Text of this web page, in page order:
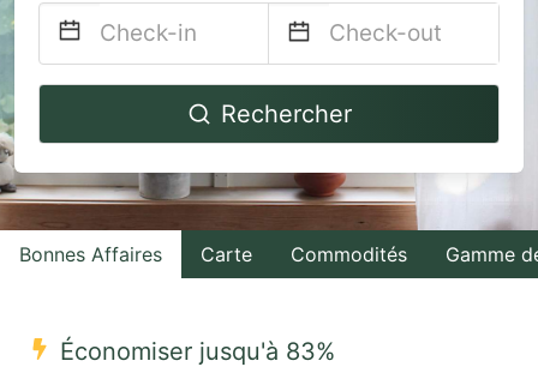
Navigate
to
interact
with
the
select
Navigate
backward
to
interact
with
the
select
Rechercher
Bonnes Affaires Carte Commodités Gamme
Économiser jusqu'à 83%